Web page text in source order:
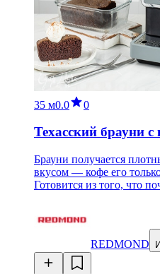
35 м0.0 0
Техасский брауни с
Брауни получается
вкусом — кофе его
Готовится из того, что
REDMOND